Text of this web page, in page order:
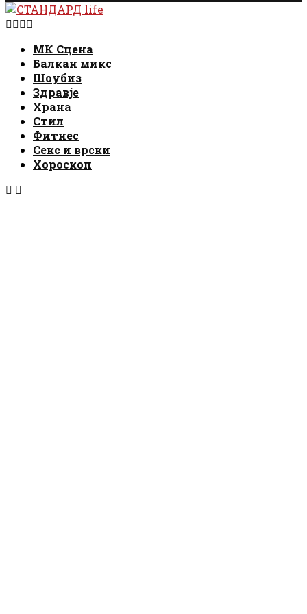
Facebook
Instagram
Email
МК Сцена
Балкан микс
Шоубиз
Здравје
Храна
Стил
Фитнес
Секс и врски
Хороскоп